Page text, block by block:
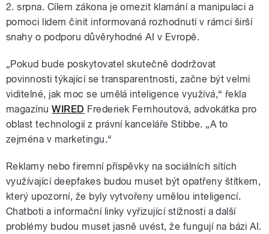
2. srpna. Cílem zákona je omezit klamání a manipulaci a
pomoci lidem činit informovaná rozhodnutí v rámci širší
snahy o podporu důvěryhodné AI v Evropě.
„Pokud bude poskytovatel skutečně dodržovat
povinnosti týkající se transparentnosti, začne být velmi
viditelné, jak moc se umělá inteligence využívá,“ řekla
magazínuWIRED Frederiek Fernhoutová, advokátka pro
oblast technologií z právní kanceláře Stibbe. „A to
zejména v marketingu.“
Reklamy nebo firemní příspěvky na sociálních sítích
využívající deepfakes budou muset být opatřeny štítkem,
který upozorní, že byly vytvořeny umělou inteligencí.
Chatboti a informační linky vyřizující stížnosti a další
problémy budou muset jasně uvést, že fungují na bázi AI.